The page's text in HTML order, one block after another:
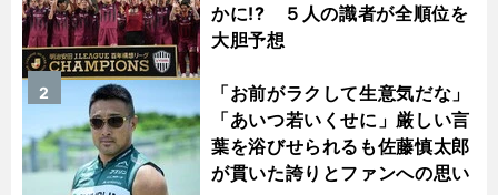
かに!? ５人の識者が全順位を
大胆予想
「お前がラクして生意気だな」
「あいつ若いくせに」厳しい言
葉を浴びせられるも佐藤慎太郎
が貫いた誇りとファンへの思い
2